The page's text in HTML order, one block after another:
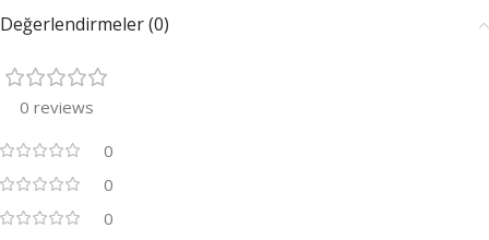
Değerlendirmeler (0)
0 reviews
0
0
0